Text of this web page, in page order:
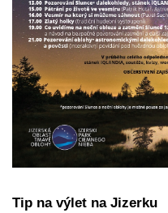
Tip na výlet na Jizerku